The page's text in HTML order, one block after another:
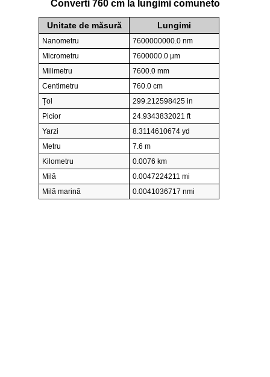
Converti 760 cm la lungimi comuneto
Unitate de măsură Lungimi
Nanometru
7600000000.0 nm
Micrometru
7600000.0 µm
Milimetru
7600.0 mm
Centimetru
760.0 cm
Țol
299.212598425 in
Picior
24.9343832021 ft
Yarzi
8.3114610674 yd
Metru
7.6 m
Kilometru
0.0076 km
Milă
0.0047224211 mi
Milă marină
0.0041036717 nmi